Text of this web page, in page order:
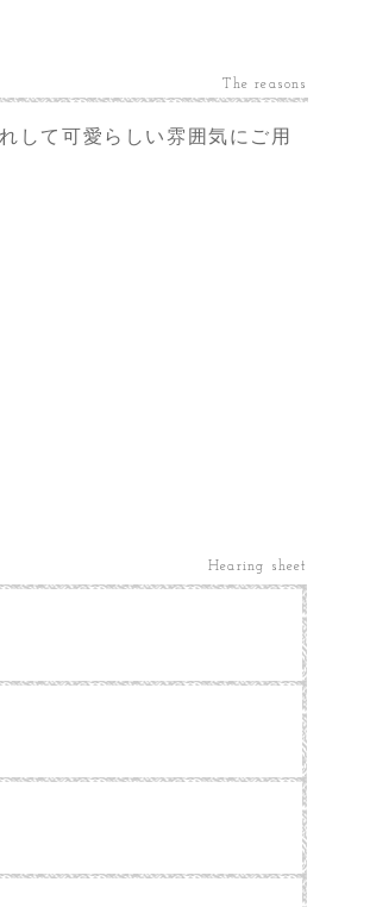
The reasons
して可愛らしい雰囲気にご用
Hearing sheet